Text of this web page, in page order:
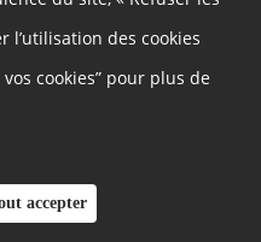
l’utilisation des cookies
cookies” pour plus de
accepter